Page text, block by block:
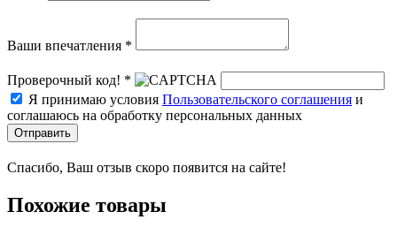
Ваши впечатления *
Проверочный код! *
Я принимаю условия Пользовательского соглашения и
соглашаюсь на обработку персональных данных
Отправить
Спасибо, Ваш отзыв скоро появится на сайте!
Похожие товары